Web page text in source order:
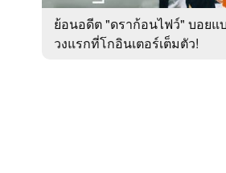
tencentthbd
ย้อนอดีต "ดราก้อนไฟว์" บอยแ
วงแรกที่โกอินเตอร์เต็มตัว!